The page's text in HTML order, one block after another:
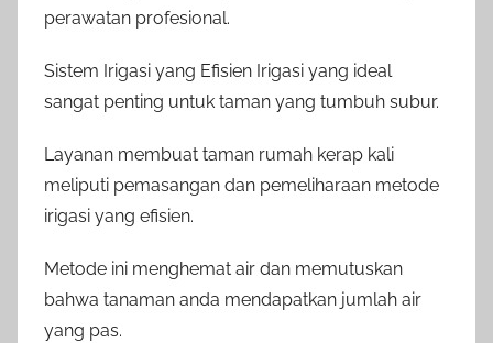
perawatan profesional.
Sistem Irigasi yang Efisien Irigasi yang ideal
sangat penting untuk taman yang tumbuh subur.
Layanan membuat taman rumah kerap kali
meliputi pemasangan dan pemeliharaan metode
irigasi yang efisien.
Metode ini menghemat air dan memutuskan
bahwa tanaman anda mendapatkan jumlah air
yang pas.